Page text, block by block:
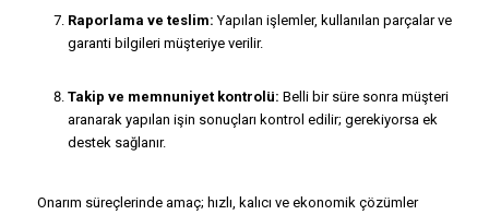
Raporlama ve teslim: Yapılan işlemler, kullanılan parçalar ve
garanti bilgileri müşteriye verilir.
Takip ve memnuniyet kontrolü: Belli bir süre sonra müşteri
aranarak yapılan işin sonuçları kontrol edilir; gerekiyorsa ek
destek sağlanır.
Onarım süreçlerinde amaç; hızlı, kalıcı ve ekonomik çözümler